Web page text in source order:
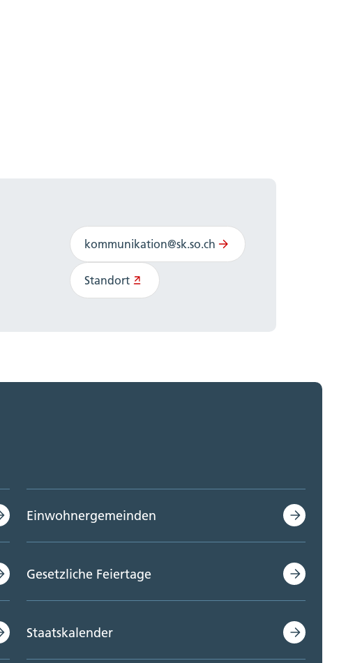
kommunikation@sk.so.ch
Standort
Einwohnergemeinden
Gesetzliche Feiertage
Staatskalender